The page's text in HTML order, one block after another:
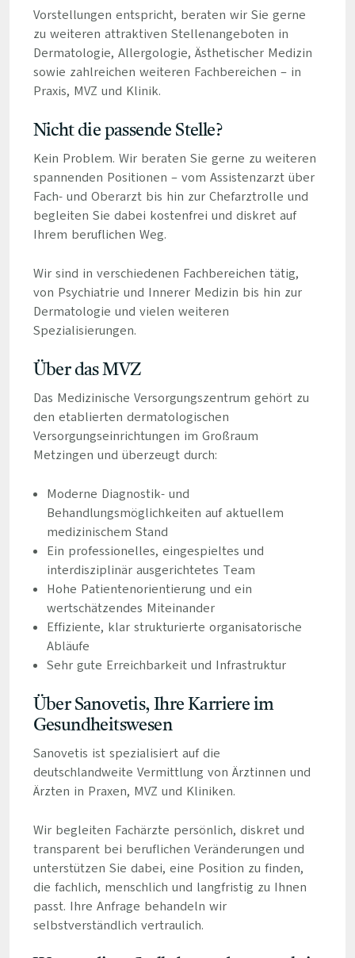
Vorstellungen entspricht, beraten wir Sie gerne
zu weiteren attraktiven Stellenangeboten in
Dermatologie, Allergologie, Ästhetischer Medizin
sowie zahlreichen weiteren Fachbereichen – in
Praxis, MVZ und Klinik.
Nicht die passende Stelle?
Kein Problem. Wir beraten Sie gerne zu weiteren
spannenden Positionen – vom Assistenzarzt über
Fach- und Oberarzt bis hin zur Chefarztrolle und
begleiten Sie dabei kostenfrei und diskret auf
Ihrem beruflichen Weg.
Wir sind in verschiedenen Fachbereichen tätig,
von Psychiatrie und Innerer Medizin bis hin zur
Dermatologie und vielen weiteren
Spezialisierungen.
Über das MVZ
Das Medizinische Versorgungszentrum gehört zu
den etablierten dermatologischen
Versorgungseinrichtungen im Großraum
Metzingen und überzeugt durch:
Moderne Diagnostik- und
Behandlungsmöglichkeiten auf aktuellem
medizinischem Stand
Ein professionelles, eingespieltes und
interdisziplinär ausgerichtetes Team
Hohe Patientenorientierung und ein
wertschätzendes Miteinander
Effiziente, klar strukturierte organisatorische
Abläufe
Sehr gute Erreichbarkeit und Infrastruktur
Über Sanovetis, Ihre Karriere im
Gesundheitswesen
Sanovetis ist spezialisiert auf die
deutschlandweite Vermittlung von Ärztinnen und
Ärzten in Praxen, MVZ und Kliniken.
Wir begleiten Fachärzte persönlich, diskret und
transparent bei beruflichen Veränderungen und
unterstützen Sie dabei, eine Position zu finden,
die fachlich, menschlich und langfristig zu Ihnen
passt. Ihre Anfrage behandeln wir
selbstverständlich vertraulich.